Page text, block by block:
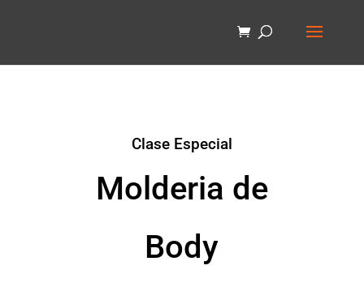
Clase Especial
Molderia de
Body